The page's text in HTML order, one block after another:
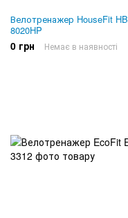
Велотренажер HouseFit HB
8020HP
0 грн Немає в наявності